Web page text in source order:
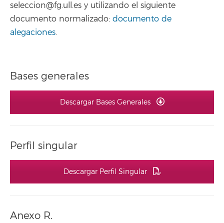
seleccion@fg.ull.es y utilizando el siguiente
documento normalizado: documento de
alegaciones.
Bases generales
Descargar Bases Generales
Perfil singular
Descargar Perfil Singular
Anexo R.